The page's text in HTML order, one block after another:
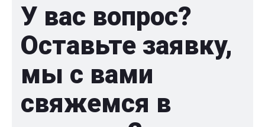
У вас вопрос?
Оставьте заявку,
мы с вами
свяжемся в